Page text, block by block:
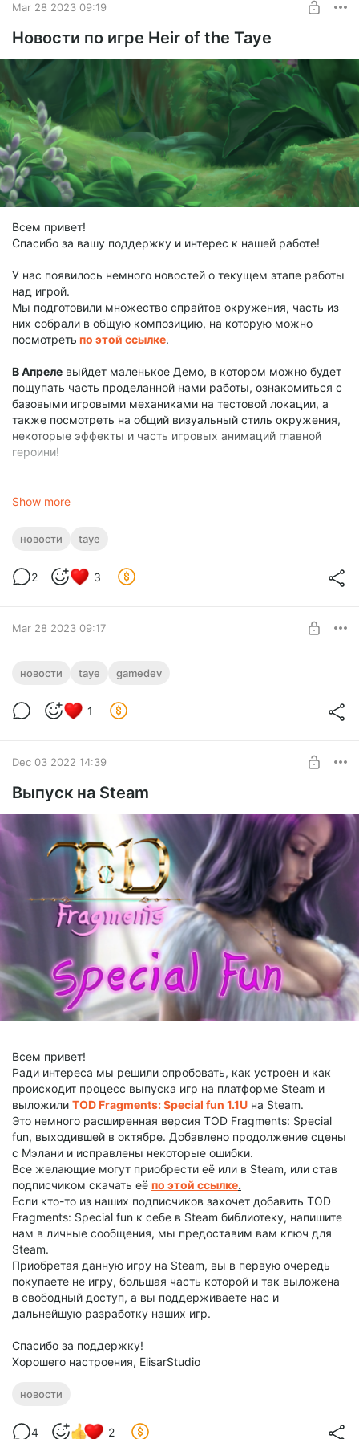
Mar 28 2023 09:19
Новости по игре Heir of the Taye
Всем привет!
Спасибо за вашу поддержку и интерес к нашей работе!
У нас появилось немного новостей о текущем этапе работы
над игрой.
Мы подготовили множество спрайтов окружения, часть из
них собрали в общую композицию, на которую можно
посмотреть по этой ссылке.
В Апреле выйдет маленькое Демо, в котором можно будет
пощупать часть проделанной нами работы, ознакомиться с
базовыми игровыми механиками на тестовой локации, а
также посмотреть на общий визуальный стиль окружения,
некоторые эффекты и часть игровых анимаций главной
героини!
необходимый объем визуальных элементов - элементов
переосмысления, касающиеся визуального стиля игры, и
наконец-то прийти именно к тому стилю, который стал
изменения и улучшения.
На данный момент она написана 2/3 от запланированного
вычищена. Планировал выпустить книгу раньше, но
вынужден был отложить её, чтобы немного передохнуть от
взглядом.
Show more
новости taye
2 3
Mar 28 2023 09:17
Фрагмент будущей локации
новости taye gamedev
1
Dec 03 2022 14:39
Выпуск на Steam
Всем привет!
Ради интереса мы решили опробовать, как устроен и как
происходит процесс выпуска игр на платформе Steam и
выложили TOD Fragments: Special fun 1.1U на Steam.
Это немного расширенная версия TOD Fragments: Special
fun, выходившей в октябре. Добавлено продолжение сцены
с Мэлани и исправлены некоторые ошибки.
Все желающие могут приобрести её или в Steam, или став
подписчиком скачать её по этой ссылке.
Если кто-то из наших подписчиков захочет добавить TOD
Fragments: Special fun к себе в Steam библиотеку, напишите
нам в личные сообщения, мы предоставим вам ключ для
Steam.
Приобретая данную игру на Steam, вы в первую очередь
покупаете не игру, большая часть которой и так выложена
в свободный доступ, а вы поддерживаете нас и
дальнейшую разработку наших игр.
Спасибо за поддержку!
Хорошего настроения, ElisarStudio
новости
4 2